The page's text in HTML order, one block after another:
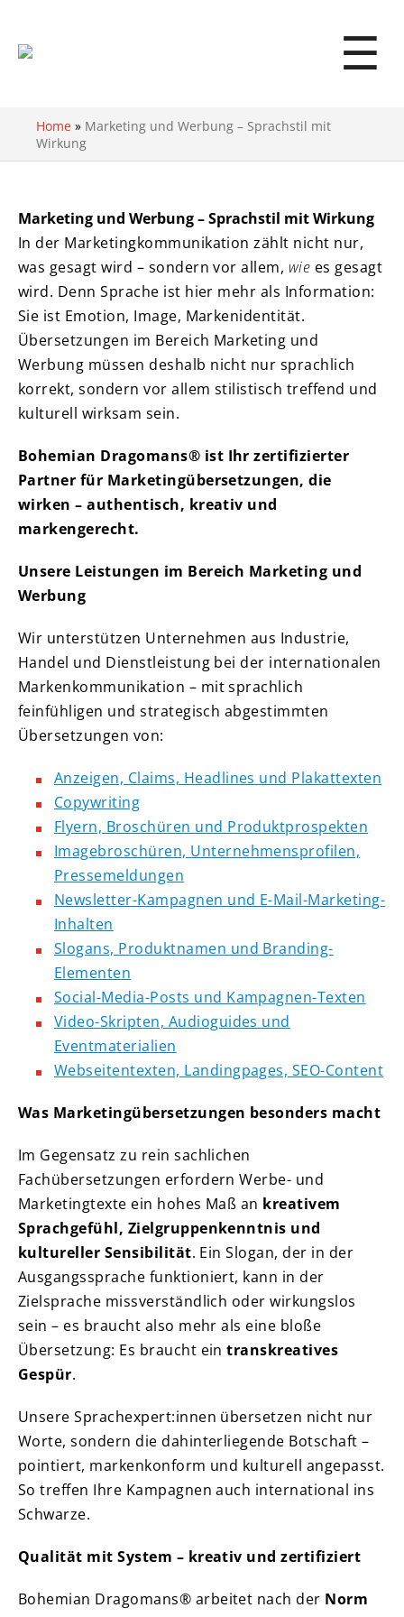
☰
Home » Marketing und Werbung – Sprachstil mit
Wirkung
Marketing und Werbung – Sprachstil mit Wirkung
In der Marketingkommunikation zählt nicht nur,
was gesagt wird – sondern vor allem, wie es gesagt
wird. Denn Sprache ist hier mehr als Information:
Sie ist Emotion, Image, Markenidentität.
Übersetzungen im Bereich Marketing und
Werbung müssen deshalb nicht nur sprachlich
korrekt, sondern vor allem stilistisch treffend und
kulturell wirksam sein.
Bohemian Dragomans® ist Ihr zertifizierter
Partner für Marketingübersetzungen, die
wirken – authentisch, kreativ und
markengerecht.
Unsere Leistungen im Bereich Marketing und
Werbung
Wir unterstützen Unternehmen aus Industrie,
Handel und Dienstleistung bei der internationalen
Markenkommunikation – mit sprachlich
feinfühligen und strategisch abgestimmten
Übersetzungen von:
Anzeigen, Claims, Headlines und Plakattexten
Copywriting
Flyern, Broschüren und Produktprospekten
Imagebroschüren, Unternehmensprofilen,
Pressemeldungen
Newsletter-Kampagnen und E-Mail-Marketing-
Inhalten
Slogans, Produktnamen und Branding-
Elementen
Social-Media-Posts und Kampagnen-Texten
Video-Skripten, Audioguides und
Eventmaterialien
Webseitentexten, Landingpages, SEO-Content
Was Marketingübersetzungen besonders macht
Im Gegensatz zu rein sachlichen
Fachübersetzungen erfordern Werbe- und
Marketingtexte ein hohes Maß an kreativem
Sprachgefühl, Zielgruppenkenntnis und
kultureller Sensibilität. Ein Slogan, der in der
Ausgangssprache funktioniert, kann in der
Zielsprache missverständlich oder wirkungslos
sein – es braucht also mehr als eine bloße
Übersetzung: Es braucht eintranskreatives
Gespür.
Unsere Sprachexpert:innen übersetzen nicht nur
Worte, sondern die dahinterliegende Botschaft –
pointiert, markenkonform und kulturell angepasst.
So treffen Ihre Kampagnen auch international ins
Schwarze.
Qualität mit System – kreativ und zertifiziert
Bohemian Dragomans® arbeitet nach der Norm